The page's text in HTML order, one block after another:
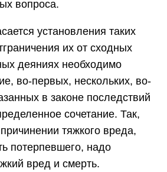
вопроса.
установления таких
их от сходных
деяниях необходимо
во-первых, нескольких, во-
в законе последствий
сочетание. Так,
тяжкого вреда,
потерпевшего, надо
вред и смерть.